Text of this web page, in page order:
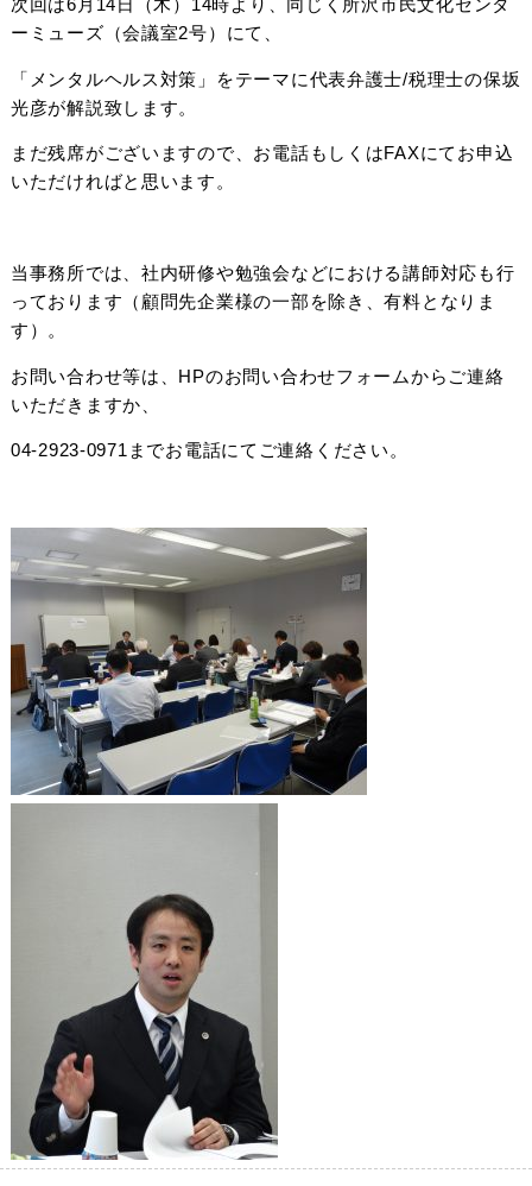
次回は6月14日（木）14時より、同じく所沢市民文化センタ
ーミューズ（会議室2号）にて、
「メンタルヘルス対策」をテーマに代表弁護士/税理士の保坂
光彦が解説致します。
まだ残席がございますので、お電話もしくはFAXにてお申込
いただければと思います。
当事務所では、社内研修や勉強会などにおける講師対応も行
っております（顧問先企業様の一部を除き、有料となりま
す）。
お問い合わせ等は、HPのお問い合わせフォームからご連絡
いただきますか、
04-2923-0971までお電話にてご連絡ください。